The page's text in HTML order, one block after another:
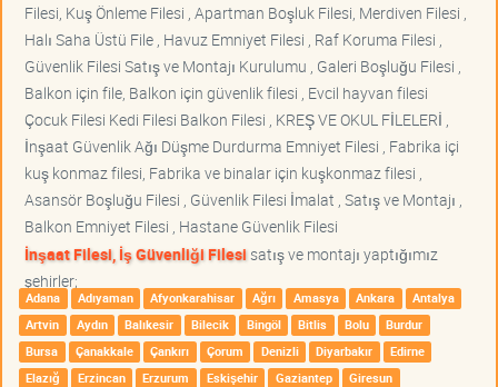
Filesi, Kuş Önleme Filesi , Apartman Boşluk Filesi, Merdiven Filesi ,
Halı Saha Üstü File , Havuz Emniyet Filesi , Raf Koruma Filesi ,
Güvenlik Filesi Satış ve Montajı Kurulumu , Galeri Boşluğu Filesi ,
Balkon için file, Balkon için güvenlik filesi , Evcil hayvan filesi
Çocuk Filesi Kedi Filesi Balkon Filesi , KREŞ VE OKUL FİLELERİ ,
İnşaat Güvenlik Ağı Düşme Durdurma Emniyet Filesi , Fabrika içi
kuş konmaz filesi, Fabrika ve binalar için kuşkonmaz filesi ,
Asansör Boşluğu Filesi , Güvenlik Filesi İmalat , Satış ve Montajı ,
Balkon Emniyet Filesi , Hastane Güvenlik Filesi
İnşaat Filesi, İş Güvenliği Filesisatış ve montajı yaptığımız
şehirler;
Adana Adıyaman Afyonkarahisar Ağrı Amasya Ankara
Antalya
Artvin
Aydın Balıkesir Bilecik Bingöl Bitlis Bolu
Burdur
Bursa
Çanakkale Çankırı Çorum Denizli Diyarbakır
Edirne
Elazığ
Erzincan Erzurum Eskişehir Gaziantep
Giresun